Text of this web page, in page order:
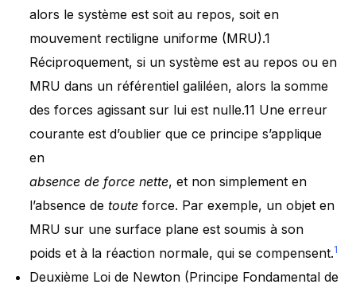
alors le système est soit au repos, soit en
mouvement rectiligne uniforme (MRU).1
Réciproquement, si un système est au repos ou en
MRU dans un référentiel galiléen, alors la somme
des forces agissant sur lui est nulle.11 Une erreur
courante est d’oublier que ce principe s’applique
en
absence de force nette, et non simplement en
l’absence detoute force. Par exemple, un objet en
MRU sur une surface plane est soumis à son
poids et à la réaction normale, qui se compensent.1
Deuxième Loi de Newton (Principe Fondamental de